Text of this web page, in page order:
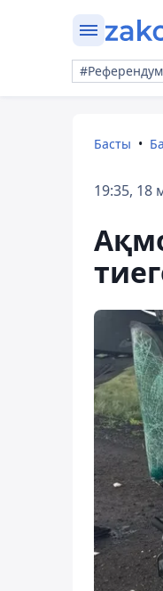
Басты
19:35, 18